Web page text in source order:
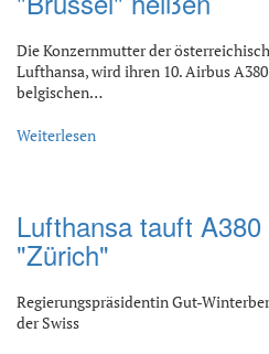
Die Konzernmutter der
Lufthansa, wird ihren 10. Airbus
belgischen…
Weiterlesen
Lufthansa tauft
"Zürich"
Regierungspräsidentin Gut-
der Swiss